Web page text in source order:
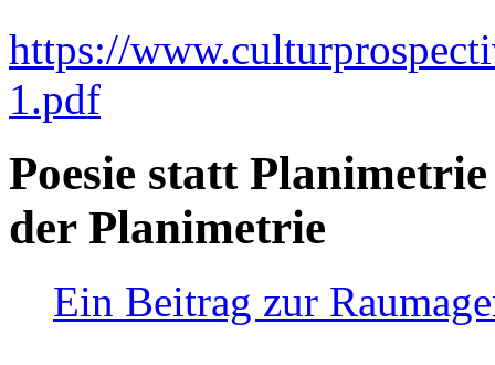
https://
1.pdf
Poesie statt
der Planimetrie
Ein Beitrag zur